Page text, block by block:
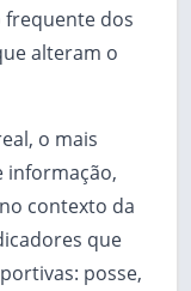
frequente dos
alteram o
o mais
informação,
contexto da
que
posse,